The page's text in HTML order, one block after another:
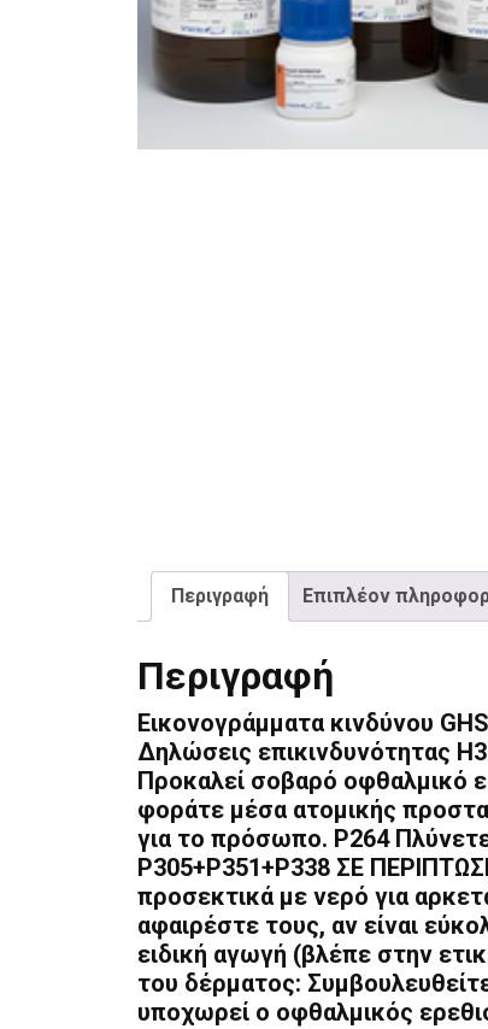
Περιγραφή Επιπλέον
Περιγραφή
Εικονογράμματα κινδύνου
Δηλώσεις επικινδυνότητας
Προκαλεί σοβαρό οφθαλμικό
φοράτε μέσα ατομικής
για το πρόσωπο. P264
P305+P351+P338 ΣΕ
προσεκτικά με νερό για
αφαιρέστε τους, αν είναι
ειδική αγωγή (βλέπε στην
του δέρματος:
υποχωρεί ο οφθαλμικός